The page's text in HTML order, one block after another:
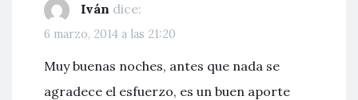
Iván dice:
6 marzo, 2014 a las 21:20
Muy buenas noches, antes que nada se
agradece el esfuerzo, es un buen aporte